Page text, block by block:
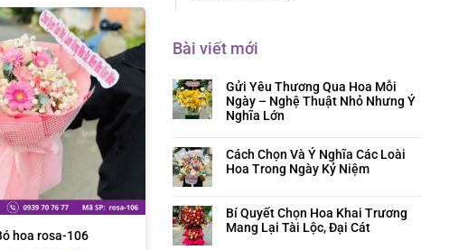
Bài viết mới
Gửi Yêu Thương Qua Hoa Mỗi
Ngày – Nghệ Thuật Nhỏ Nhưng Ý
Nghĩa Lớn
Cách Chọn Và Ý Nghĩa Các Loài
Hoa Trong Ngày Kỷ Niệm
Bí Quyết Chọn Hoa Khai Trương
Mang Lại Tài Lộc, Đại Cát
hoa rosa-106